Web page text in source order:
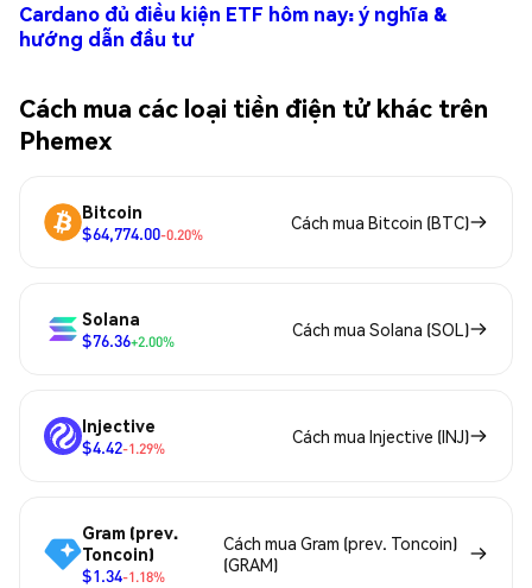
Cardano đủ điều kiện ETF hôm nay: ý nghĩa &
hướng dẫn đầu tư
Cách mua các loại tiền điện tử khác trên
Phemex
Bitcoin
$64,774.00-0.20%
Cách mua Bitcoin (BTC)
Solana
$76.36+2.00%
Cách mua Solana (SOL)
Injective
$4.42-1.29%
Cách mua Injective (INJ)
Gram (prev.
Toncoin)
$1.34-1.18%
Cách mua Gram (prev. Toncoin)
(GRAM)